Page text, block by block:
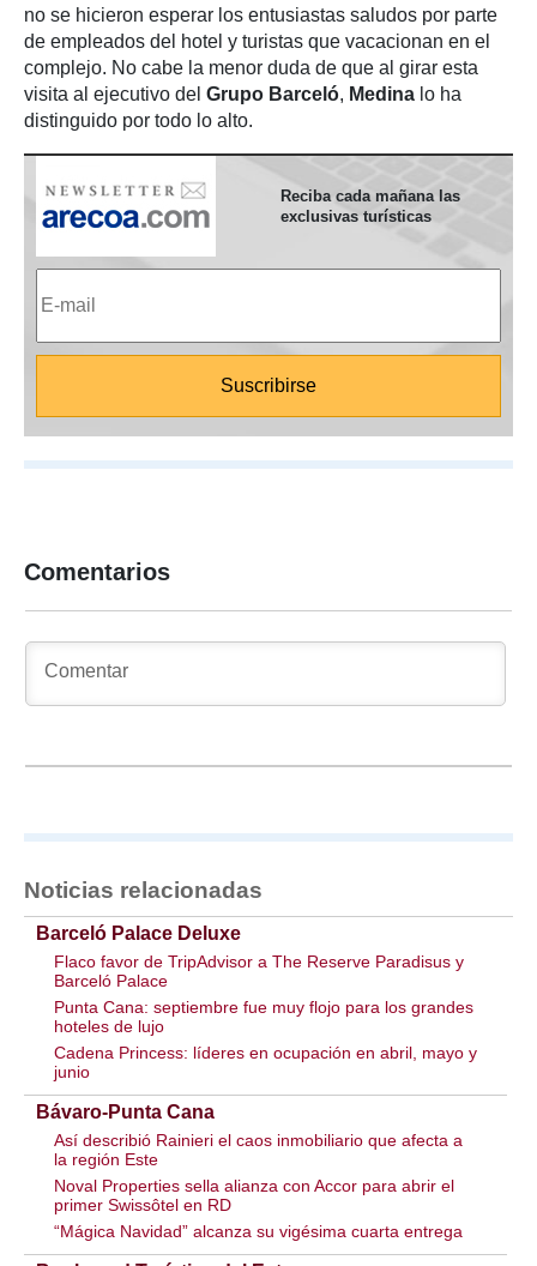
no se hicieron esperar los entusiastas saludos por parte
de empleados del hotel y turistas que vacacionan en el
complejo. No cabe la menor duda de que al girar esta
visita al ejecutivo del Grupo Barceló, Medina lo ha
distinguido por todo lo alto.
Reciba cada mañana las
exclusivas turísticas
Comentarios
Noticias relacionadas
Barceló Palace Deluxe
Flaco favor de TripAdvisor a The Reserve Paradisus y
Barceló Palace
Punta Cana: septiembre fue muy flojo para los grandes
hoteles de lujo
Cadena Princess: líderes en ocupación en abril, mayo y
junio
Bávaro-Punta Cana
Así describió Rainieri el caos inmobiliario que afecta a
la región Este
Noval Properties sella alianza con Accor para abrir el
primer Swissôtel en RD
“Mágica Navidad” alcanza su vigésima cuarta entrega